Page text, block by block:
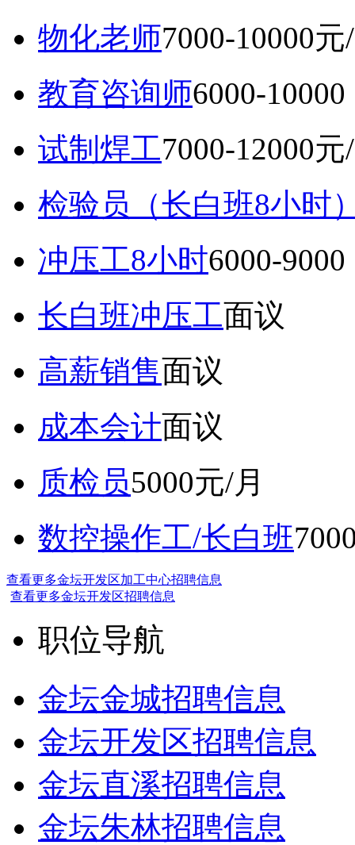
物化老师7000-10000元
教育咨询师6000-
试制焊工7000-12000元
检验员（长白班8小时
冲压工8小时6000-
长白班冲压工面议
高薪销售面议
成本会计面议
质检员5000元/月
数控操作工/长白班
查看更多金坛开发区加工中心招聘信息
查看更多金坛开发区招聘信息
职位导航
金坛金城招聘信息
金坛开发区招聘信息
金坛直溪招聘信息
金坛朱林招聘信息